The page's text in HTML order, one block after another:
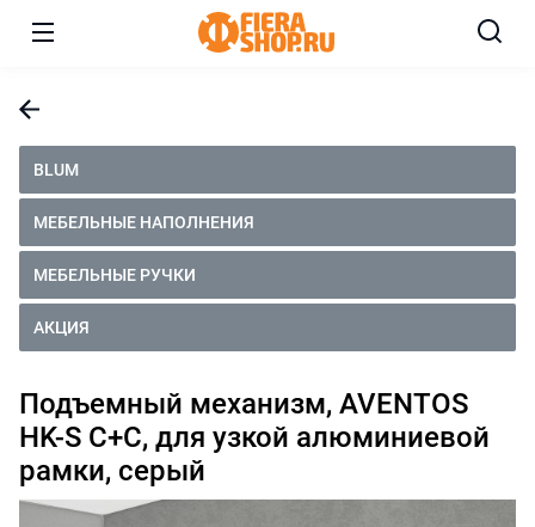
BLUM
МЕБЕЛЬНЫЕ НАПОЛНЕНИЯ
МЕБЕЛЬНЫЕ РУЧКИ
АКЦИЯ
Подъемный механизм, AVENTOS
HK-S C+C, для узкой алюминиевой
рамки, серый